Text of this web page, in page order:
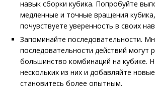
навык сборки кубика. Попробуйте
медленные и точные вращения
почувствуете уверенность в своих
Запоминайте последовательности.
последовательности действий могут
большинство комбинаций на кубике.
нескольких из них и добавляйте
становитесь более опытным.